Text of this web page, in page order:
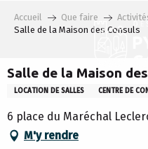
Accueil Que faire
Salle de la Maison des Consuls
Salle de la Maison
LOCATION DE SALLES CENTRE DE
6 place du Maréchal
M'y rendre